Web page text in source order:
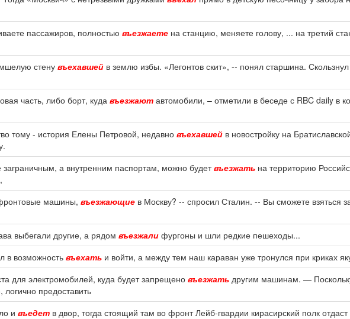
пассажиров, полностью въезжаете на станцию, меняете голову, ... на третий
стену въехавшей в землю избы. «Легонтов скит», -- понял старшина. Скользнул
часть, либо борт, куда въезжают автомобили, – отметили в беседе с RBC daily в
тому - история Елены Петровой, недавно въехавшей в новостройку на
а внутренним паспортам, можно будетвъезжать на территорию
машины, въезжающие в Москву? -- спросил Сталин. -- Вы сможете взяться
выбегали другие, а рядом въезжали фургоны и шли редкие пешеходы...
в возможность въехать и войти, а между тем наш караван уже тронулся при криках
для электромобилей, куда будет запрещеновъезжать другим машинам. —
предоставить
и въедет в двор, тогда стоящий там во фронт Лейб-гвардии кирасирский полк отдаст